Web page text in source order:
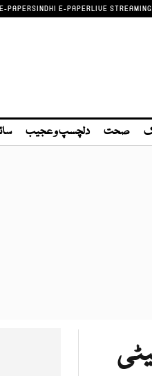
PAPERSINDHI E-PAPERLIVE STREAMING
صحت دلچسپ و عجیب